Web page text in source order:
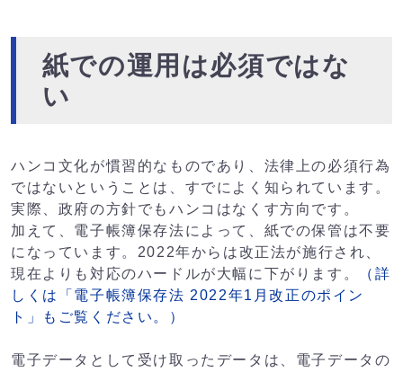
紙での運用は必須ではな
い
ハンコ文化が慣習的なものであり、法律上の必須行為
ではないということは、すでによく知られています。
実際、政府の方針でもハンコはなくす方向です。
加えて、電子帳簿保存法によって、紙での保管は不要
になっています。2022年からは改正法が施行され、
現在よりも対応のハードルが大幅に下がります。
（詳
しくは「電子帳簿保存法 2022年1月改正のポイン
ト」もご覧ください。）
電子データとして受け取ったデータは、電子データの